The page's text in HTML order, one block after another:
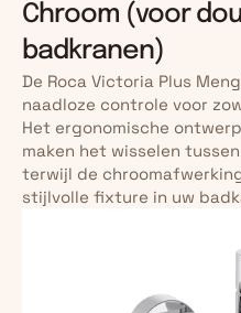
Chroom (voor
badkranen)
De Roca Victoria Plus
naadloze controle voor
Het ergonomische
maken het wisselen
terwijl de
stijlvolle fixture in uw